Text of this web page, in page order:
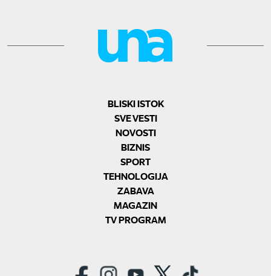
BLISKI ISTOK
SVE VESTI
NOVOSTI
BIZNIS
SPORT
TEHNOLOGIJA
ZABAVA
MAGAZIN
TV PROGRAM